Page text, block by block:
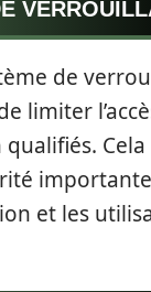
de
limiter
et les